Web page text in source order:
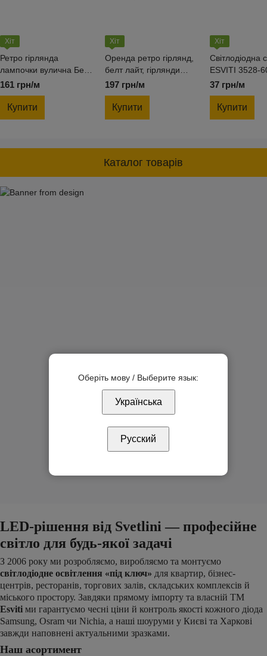
Хіт
Ретро гірлянда
лампочки вулична Белт
Лайт 2 патрона на метр
17057
161 грн/м
Купити
Хіт
Оренда ретро гірлянд,
белт лайт, гірлянди
лампочки
197 грн/м
Купити
Хіт
Світлодіодна
ESVITI 3528-
Standart
37 грн/м
Купити
Каталог товарів
LED-рішення від Svetlini — професійне
світло для будь-якої задачі
З 2006 року ми розробляємо, виробляємо та монтуємо
світлодіодне освітлення «під ключ» для квартир, бізнес-
центрів, ресторанів, торгових залів, складських комплексів й
міського простору. Завдяки прямому імпорту та власній ТМ
Esviti ми гарантуємо чесні ціни й контроль якості кожного діода
Samsung, Osram чи Nichia, а наші шоуруми у Києві та Харкові
завжди наповнені актуальними зразками.
Наш асортимент
Оберіть мову / Выберите язык:
Українська
Русский